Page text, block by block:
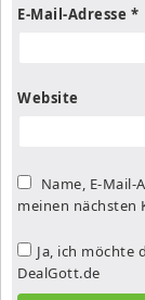
E-Mail-Adresse *
Website
Name, E-Mail-
meinen nächsten
Ja, ich möchte
DealGott.de